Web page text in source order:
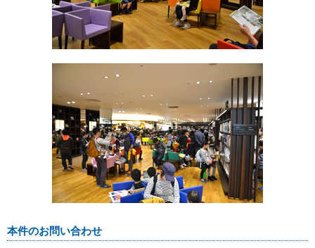
本件のお問い合わせ